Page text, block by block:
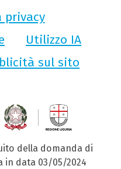
privacy
Utilizzo IA
sul sito
della domanda di
in data 03/05/2024